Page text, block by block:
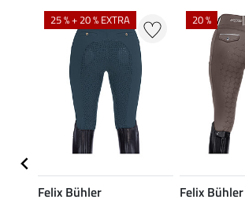
25 % + 20 % EXTRA
Felix Bühler
20 %
Felix Bühler